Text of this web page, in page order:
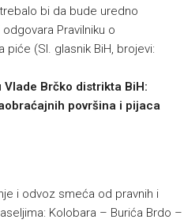
bi da bude uredno
Pravilniku o
(Sl. glasnik BiH, brojevi:
Brčko distrikta BiH:
površina i pijaca
i odvoz smeća od pravnih i
Kolobara – Burića Brdo –